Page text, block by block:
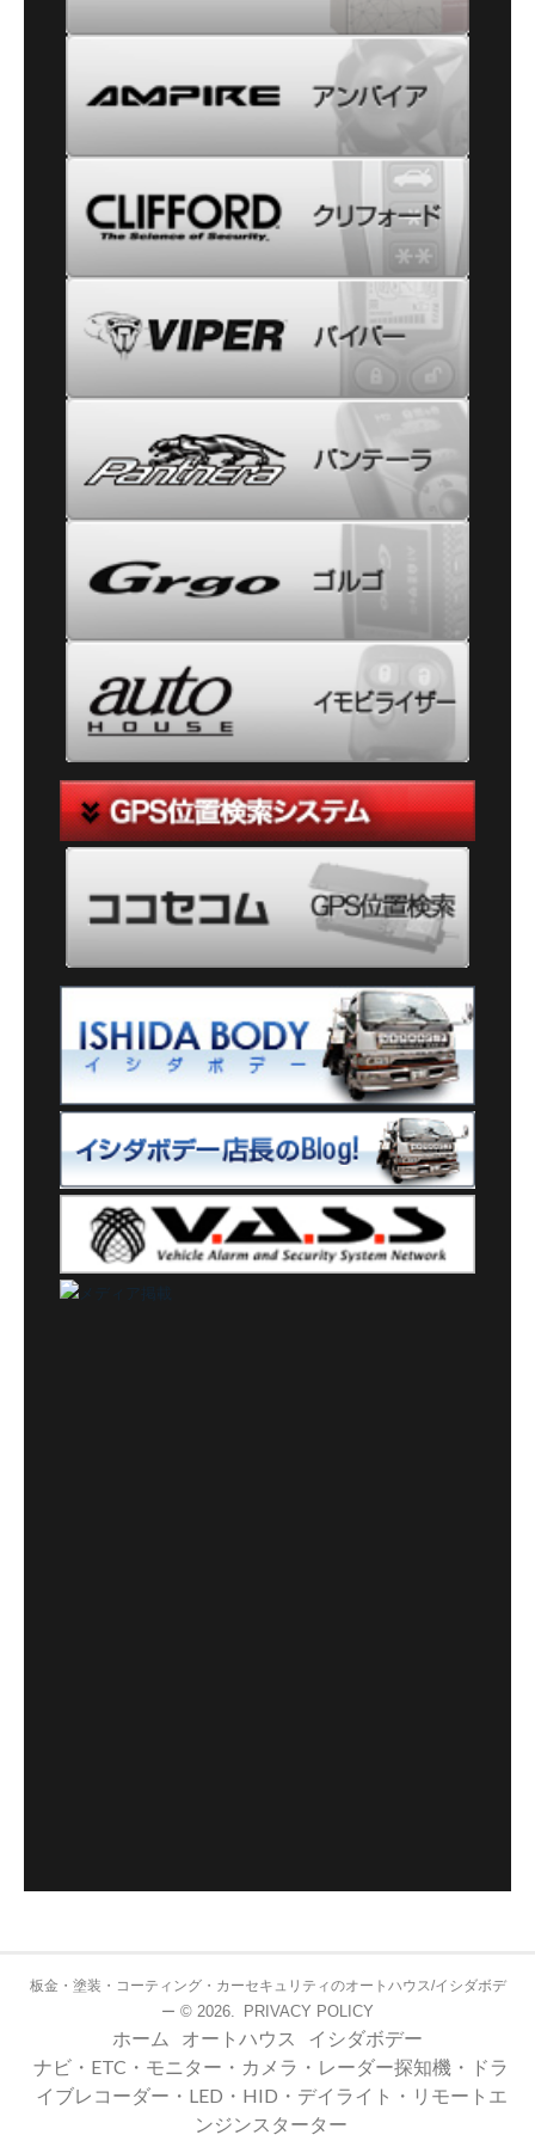
板金・塗装・コーティング・カーセキュリティのオートハウス/イシダボデ
ー © 2026. PRIVACY POLICY
ホーム オートハウス
イシダボデー
ナビ・ETC・モニター・カメラ・レーダー探知機・ドラ
イブレコーダー・LED・HID・デイライト・リモートエ
ンジンスターター